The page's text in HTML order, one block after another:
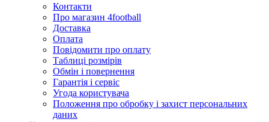
Контакти
Про магазин 4football
Доставка
Оплата
Повідомити про оплату
Таблиці розмірів
Обмін і повернення
Гарантія і сервіс
Угода користувача
Положення про обробку і захист персональних
даних